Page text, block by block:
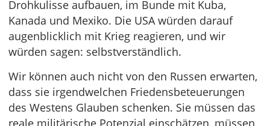
Drohkulisse aufbauen, im Bunde mit Kuba,
Kanada und Mexiko. Die USA würden darauf
augenblicklich mit Krieg reagieren, und wir
würden sagen: selbstverständlich.
Wir können auch nicht von den Russen erwarten,
dass sie irgendwelchen Friedensbeteuerungen
des Westens Glauben schenken. Sie müssen das
reale militärische Potenzial einschätzen, müssen